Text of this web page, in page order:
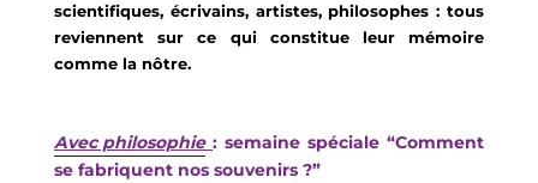
scientifiques, écrivains, artistes, philosophes : tous
reviennent sur ce qui constitue leur mémoire
comme la nôtre.
Avec philosophie : semaine spéciale “Comment
se fabriquent nos souvenirs ?”